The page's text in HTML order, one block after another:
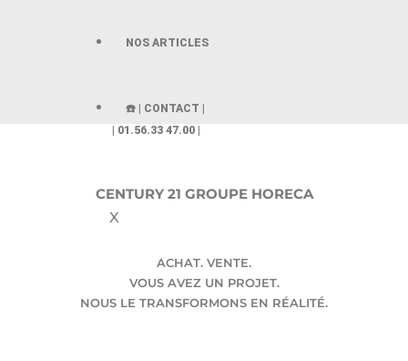
NOS ARTICLES
☎️ | CONTACT |
| 01.56.33 47.00 |
X
CENTURY 21 GROUPE HORECA
ACHAT. VENTE.
VOUS AVEZ UN PROJET.
NOUS LE TRANSFORMONS EN RÉALITÉ.